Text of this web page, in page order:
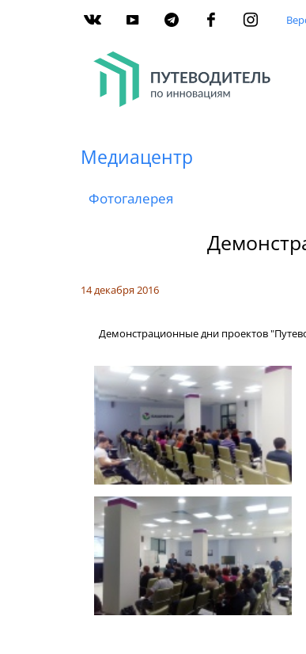
Медиацентр
Фотогалерея
14 декабря 2016
Демонстрационные дни проектов